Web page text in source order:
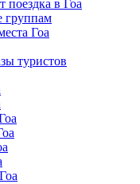
поездка в Гоа
группам
Гоа
туристов